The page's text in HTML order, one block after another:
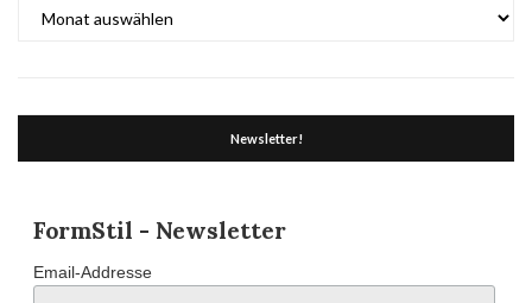
Newsletter!
FormStil - Newsletter
Email-Addresse